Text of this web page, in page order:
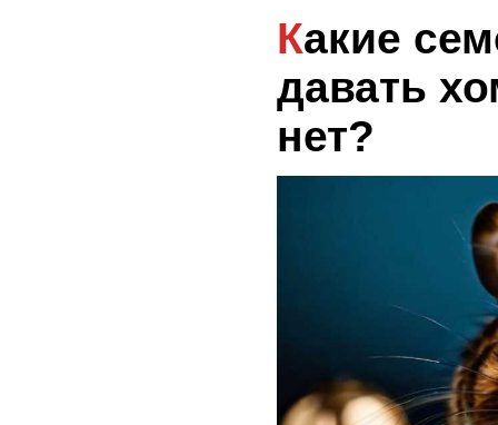
Какие семечки можно
давать
нет?